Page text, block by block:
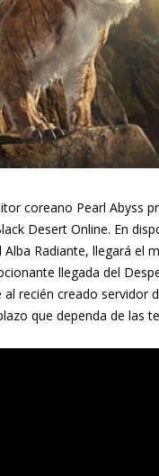
coreano Pearl Abyss
Desert Online. En
Radiante, llegará el
llegada del
al recién creado servidor
que dependa de las